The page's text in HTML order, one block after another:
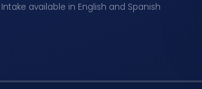
available in English and Spanish